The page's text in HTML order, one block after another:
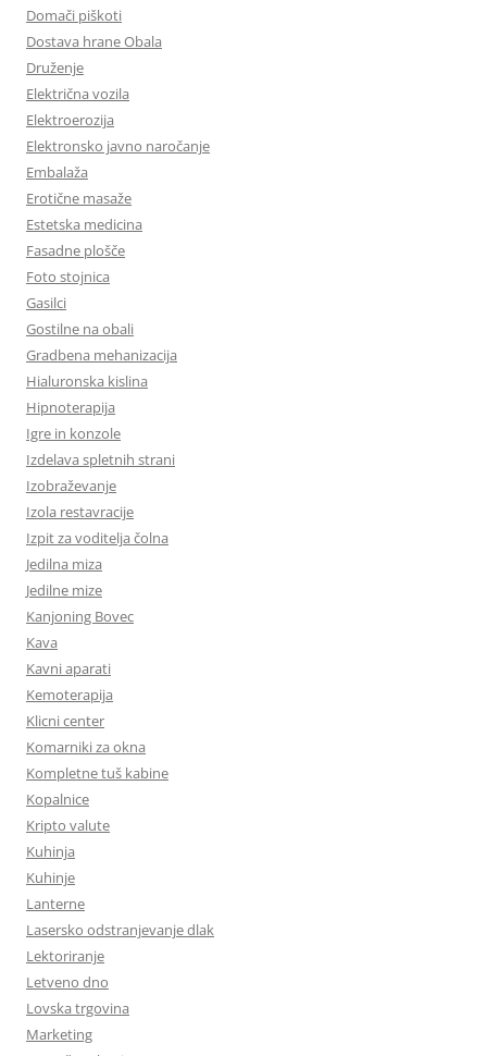
Domači piškoti
Dostava hrane Obala
Druženje
Električna vozila
Elektroerozija
Elektronsko javno naročanje
Embalaža
Erotične masaže
Estetska medicina
Fasadne plošče
Foto stojnica
Gasilci
Gostilne na obali
Gradbena mehanizacija
Hialuronska kislina
Hipnoterapija
Igre in konzole
Izdelava spletnih strani
Izobraževanje
Izola restavracije
Izpit za voditelja čolna
Jedilna miza
Jedilne mize
Kanjoning Bovec
Kava
Kavni aparati
Kemoterapija
Klicni center
Komarniki za okna
Kompletne tuš kabine
Kopalnice
Kripto valute
Kuhinja
Kuhinje
Lanterne
Lasersko odstranjevanje dlak
Lektoriranje
Letveno dno
Lovska trgovina
Marketing